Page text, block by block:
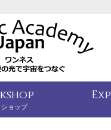
ショップ